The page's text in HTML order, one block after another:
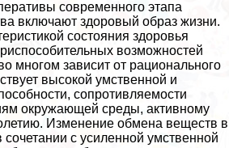
современного этапа
включают здоровый образ жизни.
состояния здоровья
возможностей
многом зависит от рационального
высокой умственной и
сопротивляемости
окружающей среды, активному
Изменение обмена веществ в
с усиленной умственной